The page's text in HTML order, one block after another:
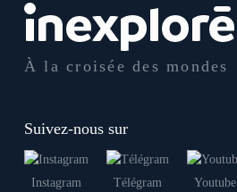
À la croisée des mondes
Suivez-nous sur
Instagram Télégram Youtube